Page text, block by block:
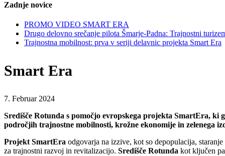
Zadnje novice
PROMO VIDEO SMART ERA
Drugo delovno srečanje pilota Šmarje-Padna: Trajnostni
Trajnostna mobilnost: prva v seriji delavnic projekta Smart Era
Smart Era
7. Februar 2024
Središče Rotunda s pomočjo evropskega projekta SmartEra,
področjih trajnostne mobilnosti, krožne ekonomije in zelenega
Projekt SmartEra odgovarja na izzive, kot so depopulacija,
za trajnostni razvoj in revitalizacijo. Središče Rotunda kot ključen